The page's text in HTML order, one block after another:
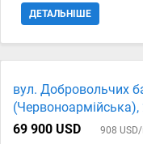
проводилися якісно та
Новому власнику
електроенергії. Будинок
ЖК: • закрита територія;
паркомісця для
розташовані магазини,
ДЕТАЛЬНІШЕ
вул. Добровольчих
(Червоноармійська),
69 900 USD
908